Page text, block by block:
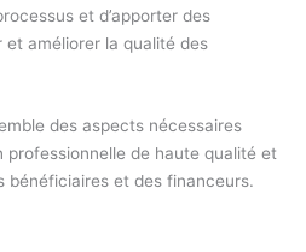
et d’apporter des
améliorer la qualité des
des aspects nécessaires
de haute qualité et
bénéficiaires et des financeurs.